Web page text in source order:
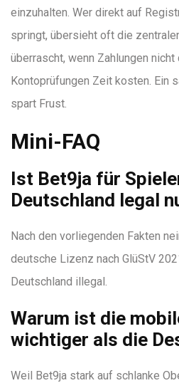
einzuhalten. Wer direkt auf
springt, übersieht oft die
überrascht, wenn Zahlungen
Kontoprüfungen Zeit kosten. Ein
spart Frust.
Mini-FAQ
Ist Bet9ja für
Deutschland legal
Nach den vorliegenden Fakten
deutsche Lizenz nach GlüStV
Deutschland illegal.
Warum ist die
wichtiger als die
Weil Bet9ja stark auf schlanke